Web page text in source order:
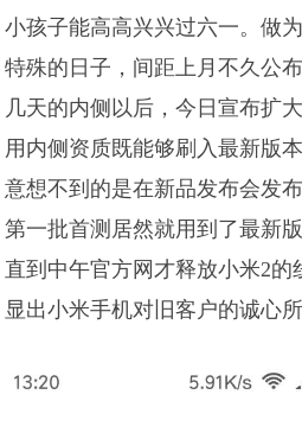
小孩子能高高兴兴过六一。做
特殊的日子，间距上月不久公
几天的内侧以后，今日宣布扩
用内侧资质既能够刷入最新版
意想不到的是在新品发布会发
第一批首测居然就用到了最新
直到中午官方网才释放小米2的
显出小米手机对旧客户的诚心所